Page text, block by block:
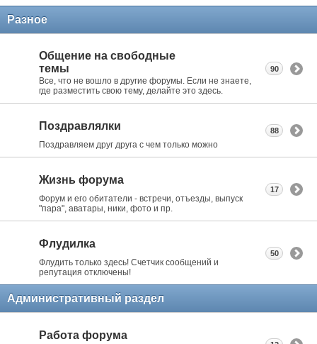
Разное
Общение на свободные
темы
Все, что не вошло в другие форумы. Если не знаете,
где разместить свою тему, делайте это здесь.
90
Поздравлялки
Поздравляем друг друга с чем только можно
88
Жизнь форума
Форум и его обитатели - встречи, отъезды, выпуск
"пара", аватары, ники, фото и пр.
17
Флудилка
Флудить только здесь! Счетчик сообщений и
репутация отключены!
50
Административный раздел
Работа форума